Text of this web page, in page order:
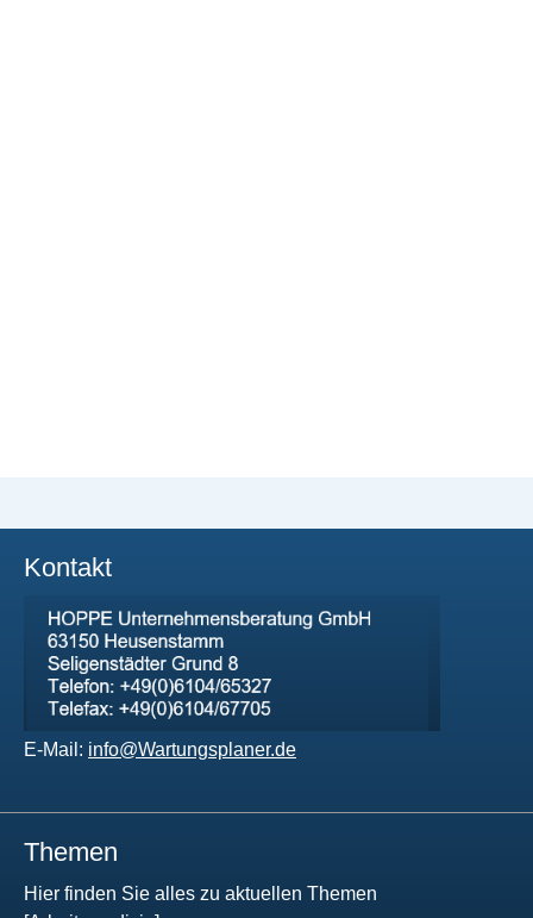
Kontakt
E-Mail: info@Wartungsplaner.de
Themen
Hier finden Sie alles zu aktuellen Themen